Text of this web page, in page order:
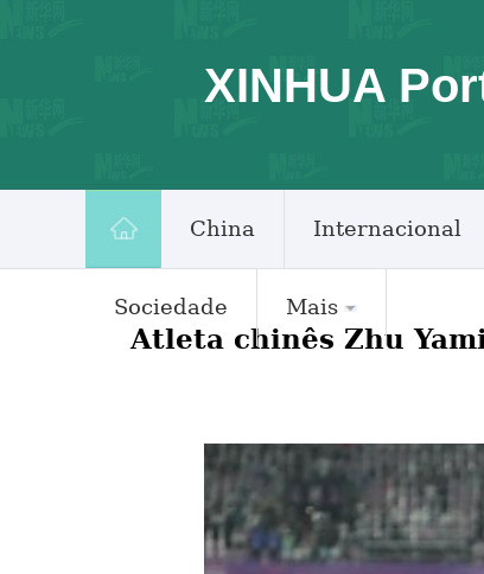
XINHUA
China Internacional
Sociedade Mais
Atleta chinês Zhu